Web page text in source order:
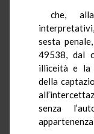
che,
sesta
49538, dal
illiceità e la
della
senza